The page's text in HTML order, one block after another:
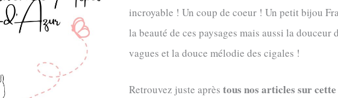
incroyable ! Un coup de coeur ! Un petit bijou
la beauté de ces paysages mais aussi la
vagues et la douce mélodie des cigales !
Retrouvez juste après tous nos articles sur